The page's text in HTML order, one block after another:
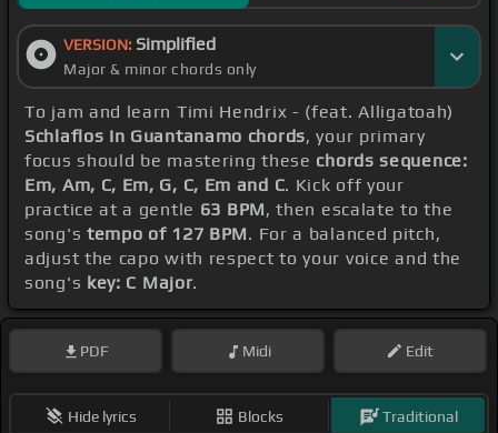
VERSION: Simplified
Major & minor chords only
To jam and learn Timi Hendrix - (feat. Alligatoah)
Schlaflos In Guantanamo chords, your primary
focus should be mastering these chords sequence:
Em, Am, C, Em, G, C, Em and C. Kick off your
practice at a gentle 63 BPM, then escalate to the
song's tempo of 127 BPM. For a balanced pitch,
adjust the capo with respect to your voice and the
song's key: C Major.
PDF Midi Edit
Hide lyrics Blocks Traditional